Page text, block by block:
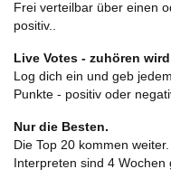
Frei verteilbar über einen
positiv..
Live Votes - zuhören
Log dich ein und geb
Punkte - positiv oder
Nur die Besten.
Die Top 20 kommen
Interpreten sind 4 Wochen